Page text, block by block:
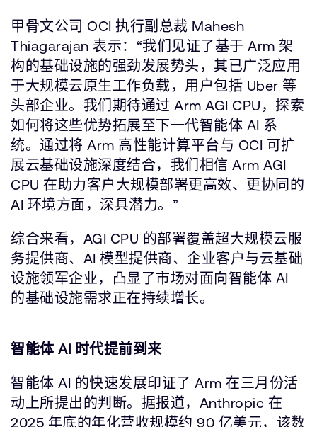
甲骨文公司 OCI 执行副总裁 Mahesh
Thiagarajan 表示：“我们见证了基于 Arm 架
构的基础设施的强劲发展势头，其已广泛应用
于大规模云原生工作负载，用户包括 Uber 等
头部企业。我们期待通过 Arm AGI CPU，探索
如何将这些优势拓展至下一代智能体 AI 系
统。通过将 Arm 高性能计算平台与 OCI 可扩
展云基础设施深度结合，我们相信 Arm AGI
CPU 在助力客户大规模部署更高效、更协同的
AI 环境方面，深具潜力。”
综合来看，AGI CPU 的部署覆盖超大规模云服
务提供商、AI 模型提供商、企业客户与云基础
设施领军企业，凸显了市场对面向智能体 AI
的基础设施需求正在持续增长。
智能体 AI 时代提前到来
智能体 AI 的快速发展印证了 Arm 在三月份活
动上所提出的判断。据报道，Anthropic 在
2025 年底的年化营收规模约 90 亿美元，该数